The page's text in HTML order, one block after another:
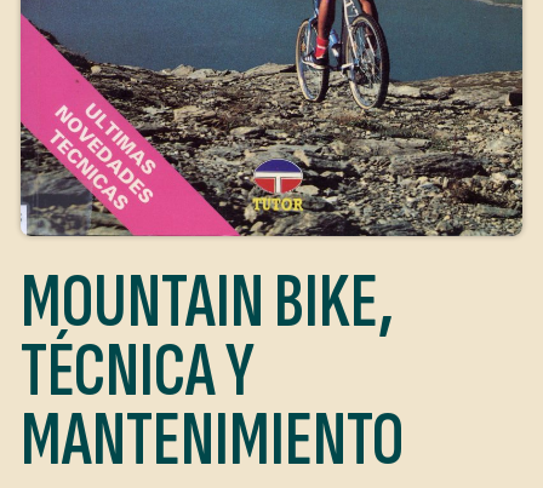
MOUNTAIN BIKE,
TÉCNICA Y
MANTENIMIENTO